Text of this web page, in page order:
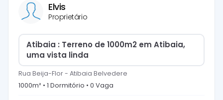
Elvis
Proprietário
Atibaia : Terreno de 1000m2 em Atibaia,
uma vista linda
Rua Beija-Flor- Atibaia Belvedere
1000m² • 1 Dormitório • 0 Vaga